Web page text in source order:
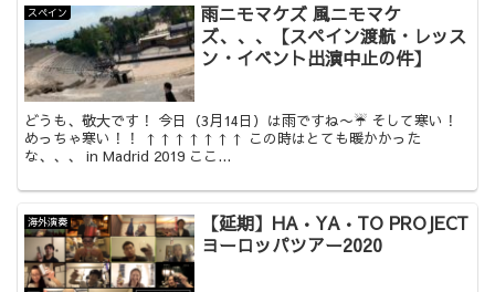
スペイン
雨ニモマケズ 風ニモマケ
ズ、、、【スペイン渡航・レッス
ン・イベント出演中止の件】
どうも、敬大です！ 今日（3月14日）は雨ですね〜☔️ そして寒い！
めっちゃ寒い！！ ↑↑↑↑↑↑↑ この時はとても暖かかった
な、、、 in Madrid 2019 ここ...
海外演奏
【延期】HA•YA•TO PROJECT
ヨーロッパツアー2020